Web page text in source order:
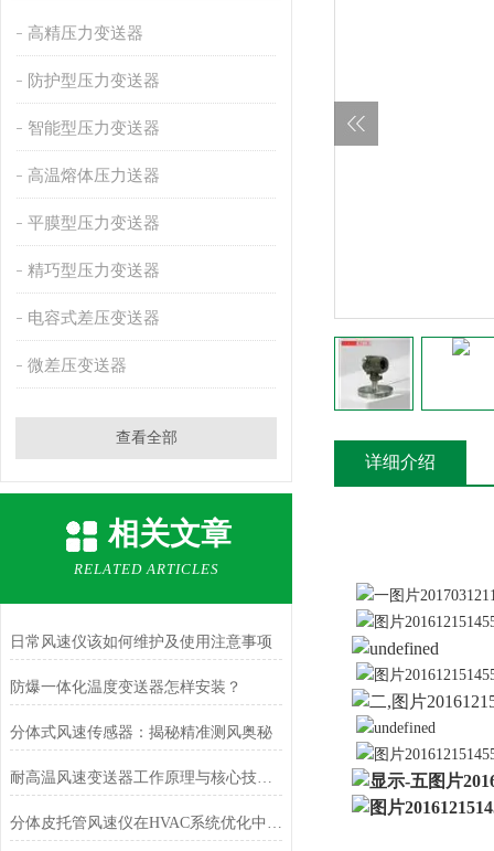
高精压力变送器
防护型压力变送器
智能型压力变送器
高温熔体压力送器
平膜型压力变送器
精巧型压力变送器
电容式差压变送器
微差压变送器
查看全部
相关文章
RELATED ARTICLES
日常风速仪该如何维护及使用注意事项
防爆一体化温度变送器怎样安装？
分体式风速传感器：揭秘精准测风奥秘
耐高温风速变送器工作原理与核心技术解析
分体皮托管风速仪在HVAC系统优化中的作用
详细介绍